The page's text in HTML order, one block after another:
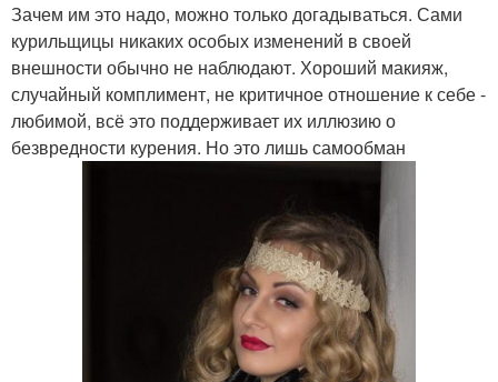
Зачем им это надо, можно только догадываться. Сами
курильщицы никаких особых изменений в своей
внешности обычно не наблюдают. Хороший макияж,
случайный комплимент, не критичное отношение к себе -
любимой, всё это поддерживает их иллюзию о
безвредности курения. Но это лишь самообман